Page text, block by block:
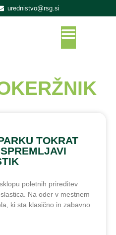
urednistvo@rsg.si
TOKRAT
poletnih prireditev
Na oder v mestnem
ki sta klasično in zabavno